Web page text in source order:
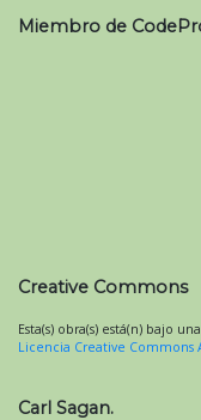
Miembro de
Creative Commons
Esta(s) obra(s) está(n) bajo una
Licencia Creative Commons
Carl Sagan.